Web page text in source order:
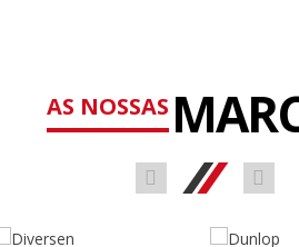
AS NOSSAS